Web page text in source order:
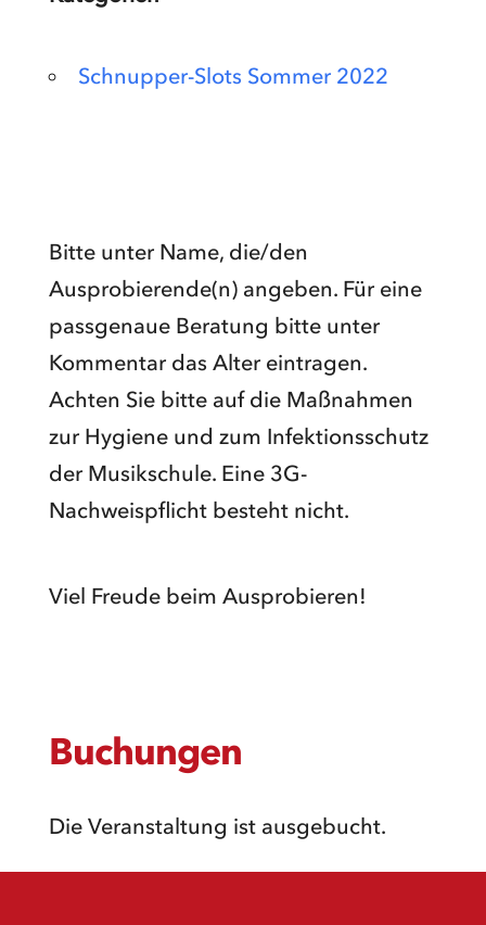
Schnupper-Slots Sommer 2022
Bitte unter Name, die/den
Ausprobierende(n) angeben. Für eine
passgenaue Beratung bitte unter
Kommentar das Alter eintragen.
Achten Sie bitte auf die Maßnahmen
zur Hygiene und zum Infektionsschutz
der Musikschule. Eine 3G-
Nachweispflicht besteht nicht.
Viel Freude beim Ausprobieren!
Buchungen
Die Veranstaltung ist ausgebucht.